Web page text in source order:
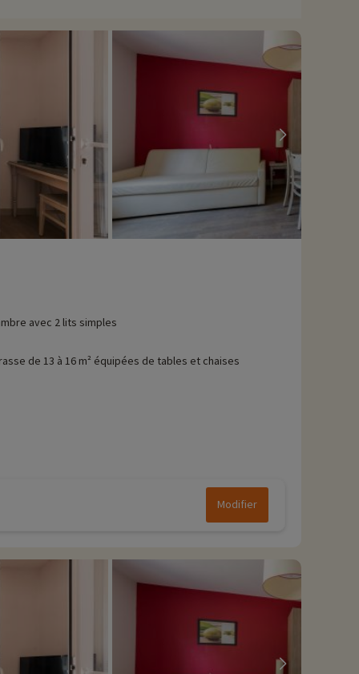
déjà négocié des activités, elles sont réservables avec
avec 2 lits simples
de 13 à 16 m² équipées de tables et chaises
Modifier